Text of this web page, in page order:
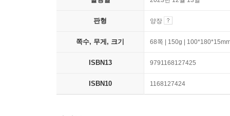
판형 양장
쪽수, 무게, 크기 68쪽 | 150g |
ISBN13 9791168127425
ISBN10 1168127424